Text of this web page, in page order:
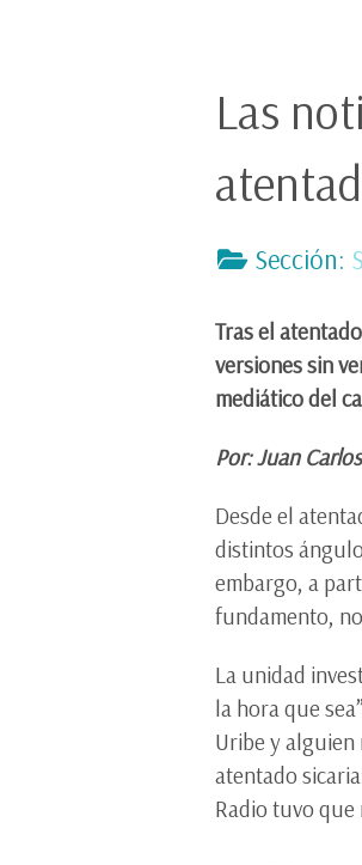
Las
Sección:
Tras el
versiones sin
mediático del
Por: Juan
Desde el
distintos
embargo, a
fundamento,
La unidad
la hora que
Uribe y alguien
atentado
Radio tuvo